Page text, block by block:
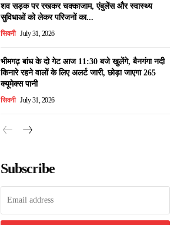
शव सड़क पर रखकर चक्काजाम, एंबुलेंस और स्वास्थ्य
सुविधाओं को लेकर परिजनों का...
सिवनी July 31, 2026
भीमगढ़ बांध के दो गेट आज 11:30 बजे खुलेंगे, बैनगंगा नदी
किनारे रहने वालों के लिए अलर्ट जारी, छोड़ा जाएगा 265
क्यूमेक्स पानी
सिवनी July 31, 2026
Subscribe